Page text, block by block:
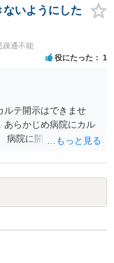
いようにした
疎通不能
役にたった 1
ルテ開示はできませ
あらかじめ病院にカル
病院に開示しないよう
はどうかなという感じ